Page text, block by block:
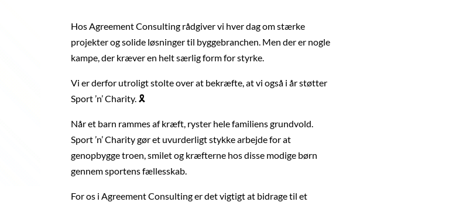
Hos Agreement Consulting rådgiver vi hver dag om stærke
projekter og solide løsninger til byggebranchen. Men der er nogle
kampe, der kræver en helt særlig form for styrke.
Vi er derfor utroligt stolte over at bekræfte, at vi også i år støtter
Sport ’n’ Charity. 🎗️
Når et barn rammes af kræft, ryster hele familiens grundvold.
Sport ’n’ Charity gør et uvurderligt stykke arbejde for at
genopbygge troen, smilet og kræfterne hos disse modige børn
gennem sportens fællesskab.
For os i Agreement Consulting er det vigtigt at bidrage til et